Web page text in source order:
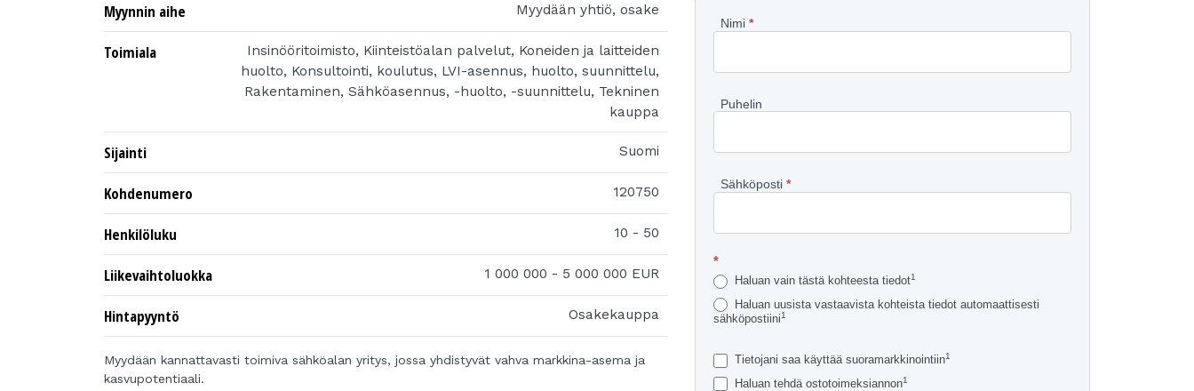
Myynnin aihe Myydään yhtiö, osake
Toimiala
Insinööritoimisto, Kiinteistöalan palvelut, Koneiden ja laitteiden
huolto, Konsultointi, koulutus, LVI-asennus, huolto, suunnittelu,
Rakentaminen, Sähköasennus, -huolto, -suunnittelu, Tekninen
kauppa
Sijainti Suomi
Kohdenumero 120750
Henkilöluku 10 - 50
Liikevaihtoluokka 1 000 000 - 5 000 000 EUR
Hintapyyntö Osakekauppa
Myydään kannattavasti toimiva sähköalan yritys, jossa yhdistyvät vahva markkina-asema ja
kasvupotentiaali.
Pyydä
Nimi *
Puhelin
Sähköposti *
*
Haluan vain tästä kohteesta tiedot1
Haluan uusista vastaavista kohteista tiedot automaattisesti
sähköpostiini1
Tietojani saa käyttää suoramarkkinointiin1
Haluan tehdä ostotoimeksiannon1